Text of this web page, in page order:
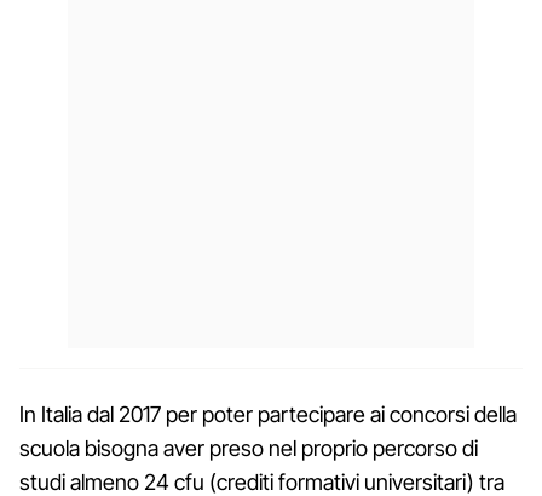
In Italia dal 2017 per poter partecipare ai concorsi della
scuola bisogna aver preso nel proprio percorso di
studi almeno 24 cfu (crediti formativi universitari) tra